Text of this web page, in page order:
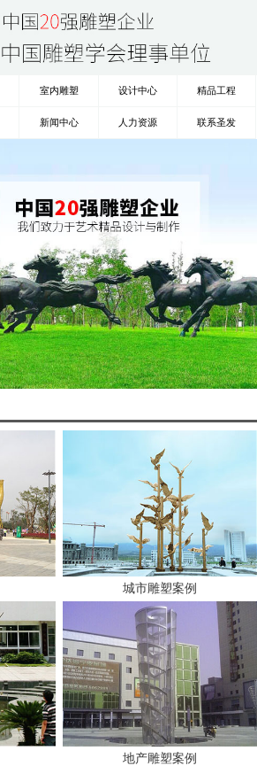
室内雕塑 设计中心 精品工程
新闻中心 人力资源 联系圣发
城市雕塑案例
地产雕塑案例